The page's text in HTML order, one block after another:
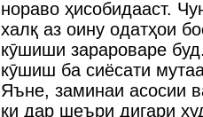
нораво ҳисобидааст.
халқ аз оину одатҳои
кӯшиши зарароваре
кӯшиш ба сиёсати
Яъне, заминаи асосии
ки дар шеъри дигари